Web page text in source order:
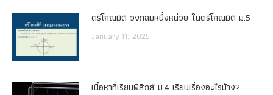
ตรีโกณมิติ วงกลมหนึ่งหน่วย ในตรีโกณมิติ ม.5
January 11, 2025
เนื้อหาที่เรียนฟิสิกส์ ม.4 เรียนเรื่องอะไรบ้าง?